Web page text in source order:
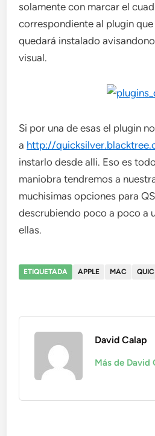
solamente con marcar el
correspondiente al plugin
quedará instalado
visual.
Si por una de esas el plugin
a http://
instarlo desde alli. Eso es
maniobra tendremos a
muchisimas opciones para
descrubiendo poco a poco a
ellas.
ETIQUETADA APPLE MAC
David Calap
Más de David